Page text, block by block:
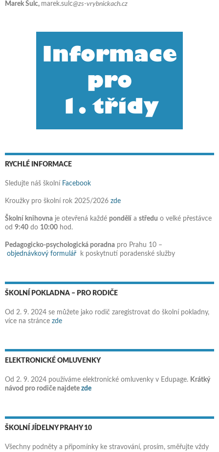
Marek Šulc, marek.sulc@zs-vrybnickach.cz
RYCHLÉ INFORMACE
Sledujte náš školní Facebook
Kroužky pro školní rok 2025/2026 zde
Školní knihovna je otevřená každé pondělí a středu o velké přestávce
od 9:40 do 10:00 hod.
Pedagogicko-psychologická poradna pro Prahu 10 –
objednávkový formulář k poskytnutí poradenské služby
ŠKOLNÍ POKLADNA – PRO RODIČE
Od 2. 9. 2024 se můžete jako rodič zaregistrovat do školní pokladny,
více na stránce zde
ELEKTRONICKÉ OMLUVENKY
Od 2. 9. 2024 používáme elektronické omluvenky v Edupage. Krátký
návod pro rodiče najdete zde
ŠKOLNÍ JÍDELNY PRAHY 10
Všechny podněty a připomínky ke stravování, prosím, směřujte vždy